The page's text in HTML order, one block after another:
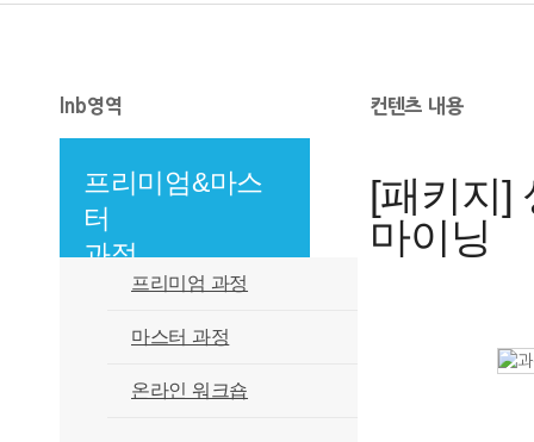
lnb영역
프리미엄&마스
터
과정
프리미엄 과정
마스터 과정
온라인 워크숍
컨텐츠 내용
[패키지]
마이닝